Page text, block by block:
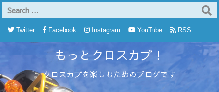
もっとクロスカブ！
クロスカブを楽しむためのブログです
Twitter Facebook Instagram YouTube RSS